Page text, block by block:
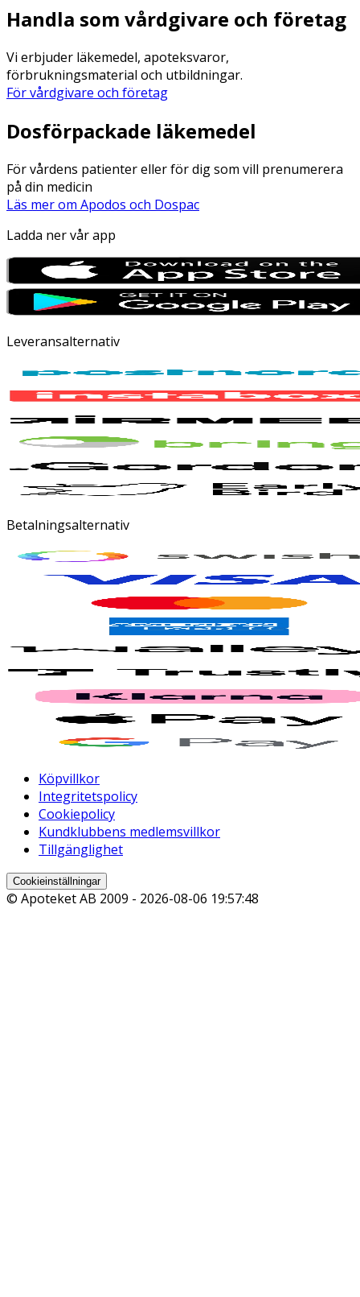
Handla som vårdgivare och företag
Vi erbjuder läkemedel, apoteksvaror,
förbrukningsmaterial och utbildningar.
För vårdgivare och företag
Dosförpackade läkemedel
För vårdens patienter eller för dig som vill prenumerera
på din medicin
Läs mer om Apodos och Dospac
Ladda ner vår app
Leveransalternativ
Betalningsalternativ
Köpvillkor
Integritetspolicy
Cookiepolicy
Kundklubbens medlemsvillkor
Tillgänglighet
Cookieinställningar
© Apoteket AB 2009 - 2026-08-06 19:57:48